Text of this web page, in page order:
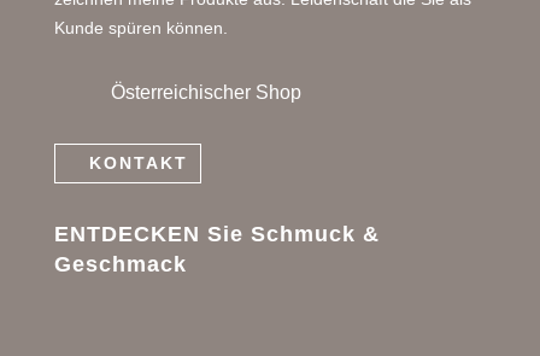
Kunde spüren können.
Österreichischer Shop
KONTAKT
ENTDECKEN Sie Schmuck &
Geschmack